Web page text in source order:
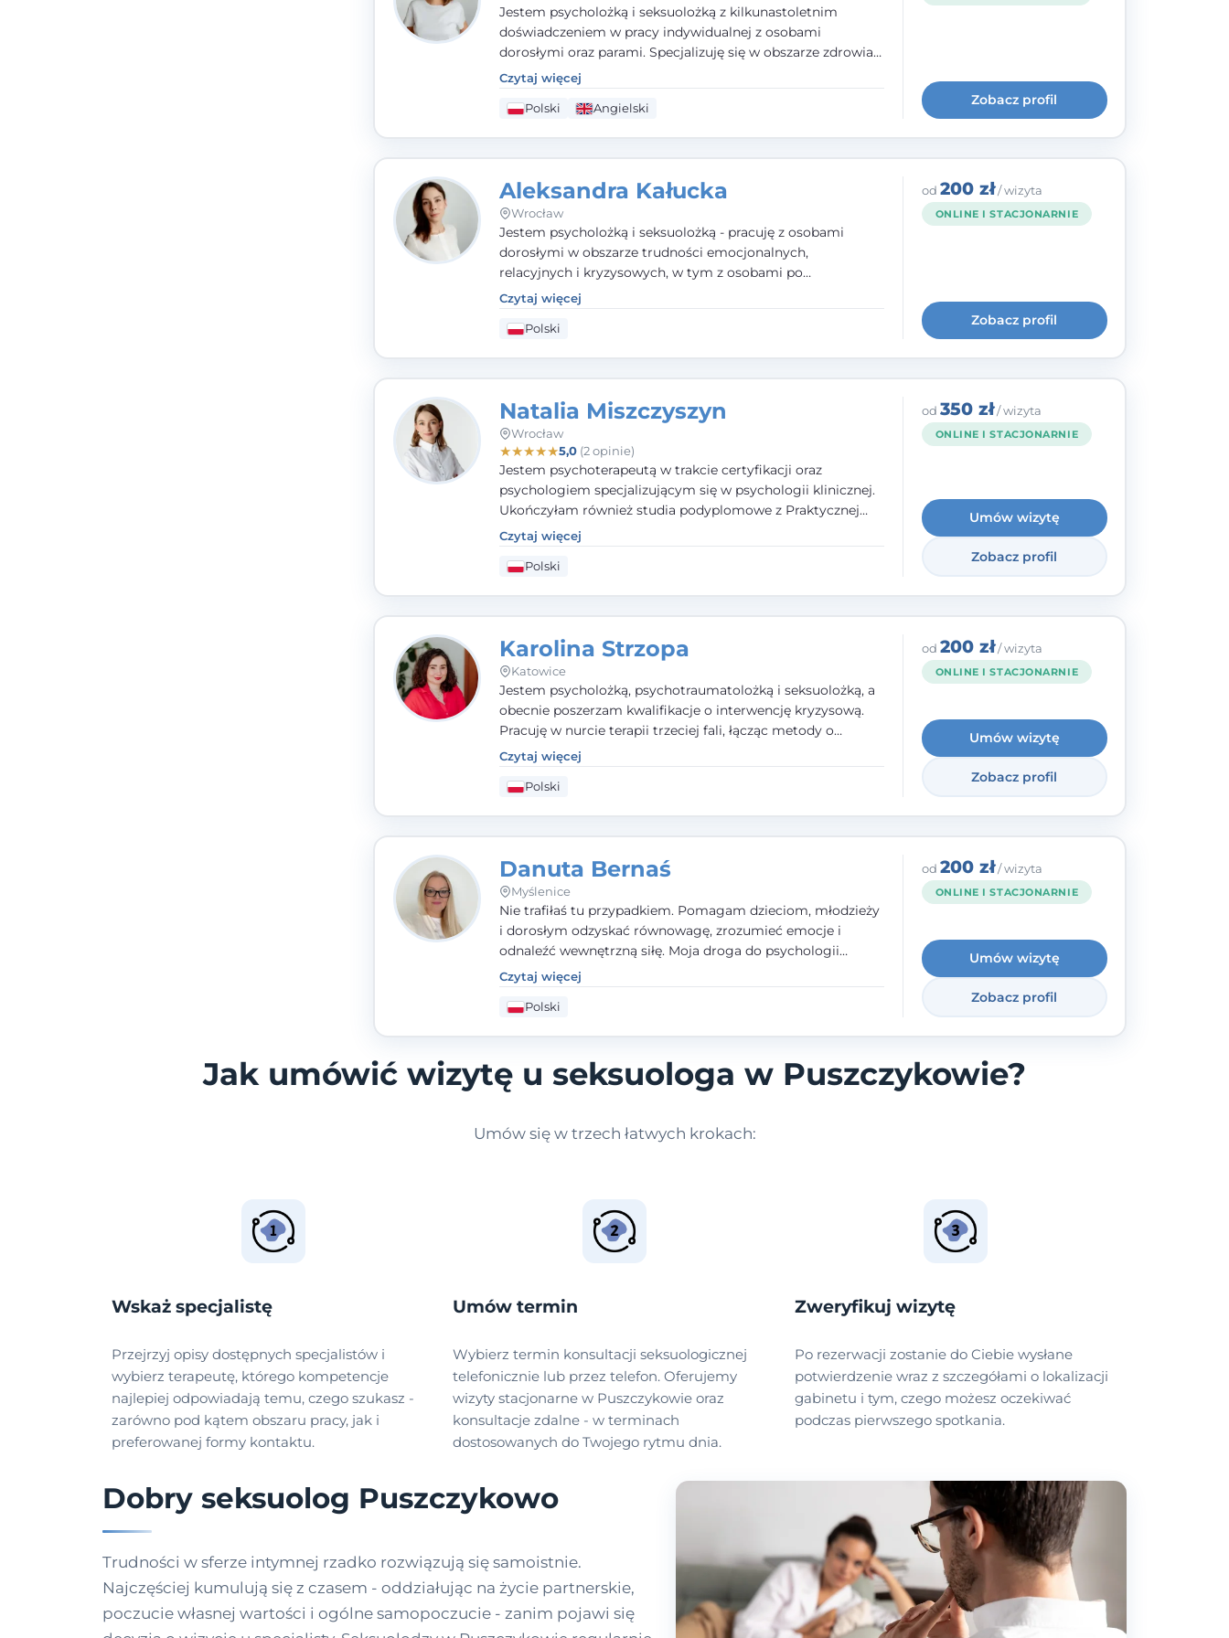
Jestem psycholożką i seksuolożką z kilkunastoletnim
doświadczeniem w pracy indywidualnej z osobami
dorosłymi oraz parami. Specjalizuję się w obszarze zdrowia
seksualnego, żałoby, kryzysów życiowych i wypalenia
zawodowego. Pracuję w języku polskim i angielskim, w
podejściu humanistycznym, opartym na partnerstwie i
Czytaj więcej
Polski Angielski Zobacz profil
Aleksandra Kałucka
Wrocław
Jestem psycholożką i seksuolożką - pracuję z osobami
dorosłymi w obszarze trudności emocjonalnych,
relacyjnych i kryzysowych, w tym z osobami po
doświadczeniach przemocy. Ukończyłam psychologię
kliniczną oraz studia podyplomowe z interwencji kryzysowej
i seksuologii klinicznej na SWPS we Wrocławiu. W pracy
Czytaj więcej
Polski
od 200 zł/ wizyta
ONLINE I STACJONARNIE
Zobacz profil
Natalia Miszczyszyn
Wrocław
★★★★★5,0(2 opinie)
Jestem psychoterapeutą w trakcie certyfikacji oraz
psychologiem specjalizującym się w psychologii klinicznej.
Ukończyłam również studia podyplomowe z Praktycznej
Diagnozy Psychologicznej. Aktywnie uczestniczę w
działalności Polskiego Towarzystwa Psychiatrycznego oraz
Polskiego Towarzystwa Psychologicznego, a także jestem
Czytaj więcej
Polski
od 350 zł/ wizyta
ONLINE I STACJONARNIE
Umów wizytę
Zobacz profil
Karolina Strzopa
Katowice
Jestem psycholożką, psychotraumatolożką i seksuolożką, a
obecnie poszerzam kwalifikacje o interwencję kryzysową.
Pracuję w nurcie terapii trzeciej fali, łącząc metody o
potwierdzonej skuteczności. Towarzyszę młodzieży,
dorosłym i parom w radzeniu sobie z bolesnymi
doświadczeniami tak, by mogli żyć pełniej.
Czytaj więcej
Polski
od 200 zł/ wizyta
ONLINE I STACJONARNIE
Umów wizytę
Zobacz profil
Danuta Bernaś
Myślenice
Nie trafiłaś tu przypadkiem. Pomagam dzieciom, młodzieży
i dorosłym odzyskać równowagę, zrozumieć emocje i
odnaleźć wewnętrzną siłę. Moja droga do psychologii
zaczęła się od życia - pełnego wyzwań, które nauczyły mnie
uważności, empatii i pokory. Dziś łączę doświadczenie
nauczycielki, psychologa, psychoterapeuty i seksuologa
mogę obiecać, że będę po Twojej stronie.
Czytaj więcej
Polski
od 200 zł/ wizyta
ONLINE I STACJONARNIE
Umów wizytę
Zobacz profil
Jak umówić wizytę u seksuologa w Puszczykowie?
Umów się w trzech łatwych krokach:
Wskaż specjalistę
Przejrzyj opisy dostępnych specjalistów i
wybierz terapeutę, którego kompetencje
najlepiej odpowiadają temu, czego szukasz -
zarówno pod kątem obszaru pracy, jak i
preferowanej formy kontaktu.
Umów termin
Wybierz termin konsultacji seksuologicznej
telefonicznie lub przez telefon. Oferujemy
wizyty stacjonarne w Puszczykowie oraz
konsultacje zdalne - w terminach
dostosowanych do Twojego rytmu dnia.
Zweryfikuj wizytę
Po rezerwacji zostanie do Ciebie wysłane
potwierdzenie wraz z szczegółami o lokalizacji
gabinetu i tym, czego możesz oczekiwać
podczas pierwszego spotkania.
Dobry seksuolog Puszczykowo
Trudności w sferze intymnej rzadko rozwiązują się samoistnie.
Najczęściej kumulują się z czasem - oddziałując na życie partnerskie,
poczucie własnej wartości i ogólne samopoczucie - zanim pojawi się